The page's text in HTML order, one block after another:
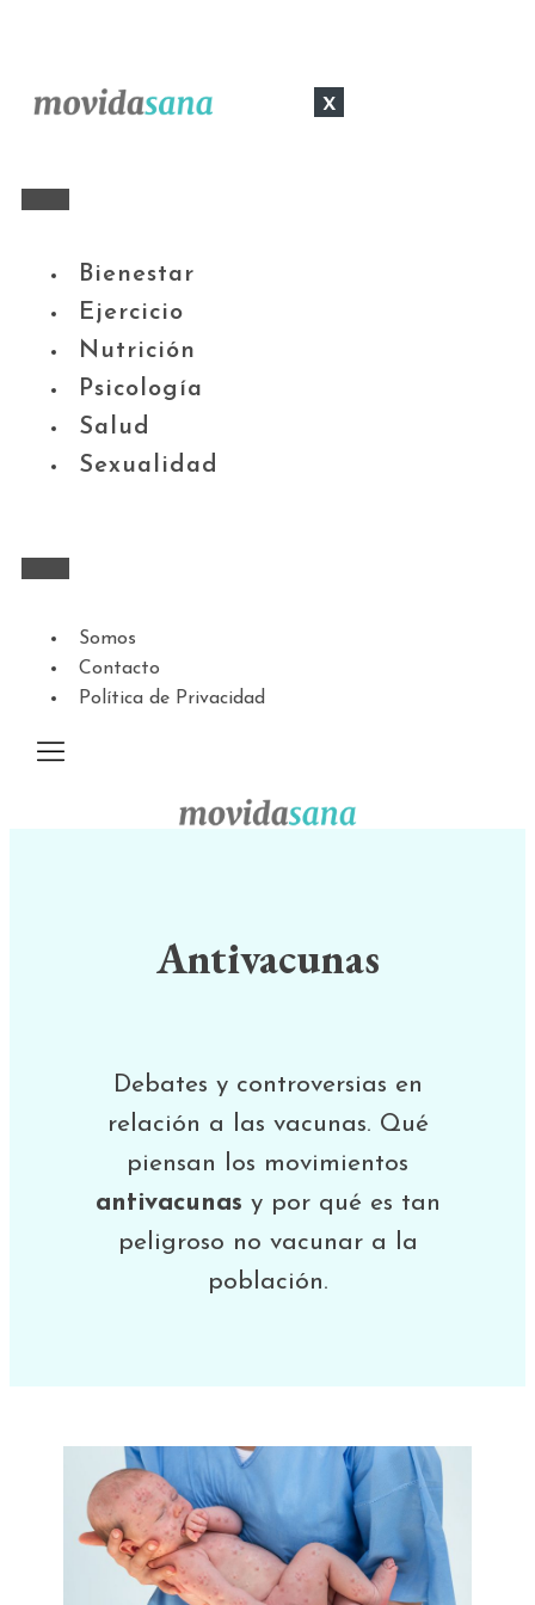
x
Bienestar
Ejercicio
Nutrición
Psicología
Salud
Sexualidad
Somos
Contacto
Política de Privacidad
Antivacunas
Debates y controversias en
relación a las vacunas. Qué
piensan los movimientos
antivacunas y por qué es tan
peligroso no vacunar a la
población.